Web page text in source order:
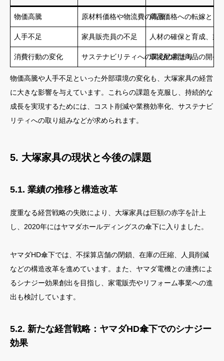
物価高騰 原材料価格や物流費の高騰商品価格への転嫁とコ
人手不足 家具販売員の不足 人材の確保と育成、業
消費行動の変化 サステナビリティへの関心の高まり
環境配慮型商品の開発
物価高騰や人手不足といった外部環境の変化も、大塚家具の経営
に大きな影響を与えています。これらの課題を克服し、持続的な
成長を実現するためには、コスト削減や業務効率化、サステナビ
リティへの取り組みなどが求められます。
5. 大塚家具の現状と今後の課題
5.1. 業績の推移と構造改革
度重なる経営戦略の失敗により、大塚家具は巨額の赤字を計上
し、2020年にはヤマダホールディングスの傘下に入りました。
ヤマダHD傘下では、不採算店舗の閉鎖、在庫の圧縮、人員削減
などの構造改革を進めています。また、ヤマダ電機との連携によ
るシナジー効果創出を目指し、家電販売やリフォーム事業への進
出も検討しています。
5.2. 新たな経営戦略：ヤマダHD傘下でのシナジー
効果